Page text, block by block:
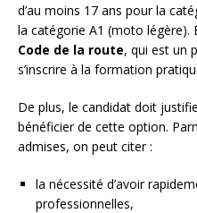
d’au moins 17 ans pour la
la catégorie A1 (moto légère).
Code de la route, qui est un
s’inscrire à la formation
De plus, le candidat doit
bénéficier de cette option.
admises, on peut citer :
la nécessité d’avoir
professionnelles,